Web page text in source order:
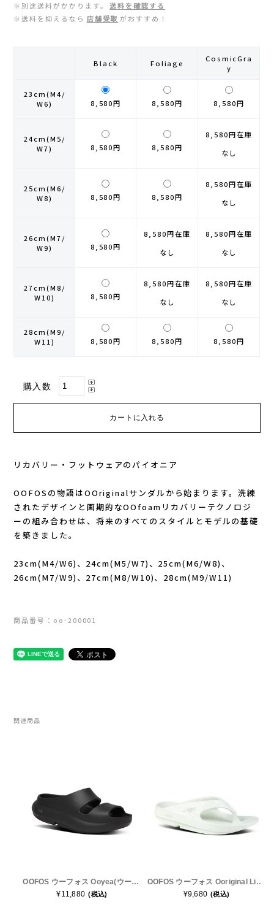
Shonai Special(ショウナイスペシャル)
ジャパンエナジーフード
ミドリ安全
セット
FEELCAP(フィールキャップ)
goodr(グダー)
Hydrapak(ハイドラパック)
INSTINCT(インスティンクト)
Joe Nimble(ジョー ニンブル)
LUNA SANDALS(ルナサンダル)
milestone(マイルストーン)
MMA(マウンテンマーシャルアーツ)
ドウェア)
OLENO(オレノ)
OMM(オリジナルマウンテンマラソン)
OOFOS (ウーフォス)
※別途送料がかかります。
送料を確認する
※送料を抑えるなら 店舗受取 がおすすめ！
Black Foliage
CosmicGra
y
23cm(M4/
W6)
8,580円 8,580円 8,580円
24cm(M5/
W7)
8,580円 8,580円
8,580円在庫
なし
25cm(M6/
W8)
8,580円 8,580円
8,580円在庫
なし
26cm(M7/
W9)
8,580円
8,580円在庫
なし
8,580円在庫
なし
27cm(M8/
W10)
8,580円
8,580円在庫
なし
8,580円在庫
なし
28cm(M9/
W11)
8,580円 8,580円 8,580円
購入数
リカバリー・フットウェアのパイオニア
OOFOSの物語はOOriginalサンダルから始まります。洗練
されたデザインと画期的なOOfoamリカバリーテクノロジ
ーの組み合わせは、将来のすべてのスタイルとモデルの基礎
を築きました。
23cm(M4/W6)、24cm(M5/W7)、25cm(M6/W8)、
26cm(M7/W9)、27cm(M8/W10)、28cm(M9/W11)
商品番号：oo-200001
関連商品
OOFOS ウーフォス Ooyea(ウーヤー) 200097 メンズ・レディース リカバリーサンダル 厚底
¥11,880 (税込)
OOFOS ウーフォス Ooriginal Limited Cosmic Gray bamboo 200058 メンズ・レディース リカバリーサンダル 厚底
¥9,680 (税込)